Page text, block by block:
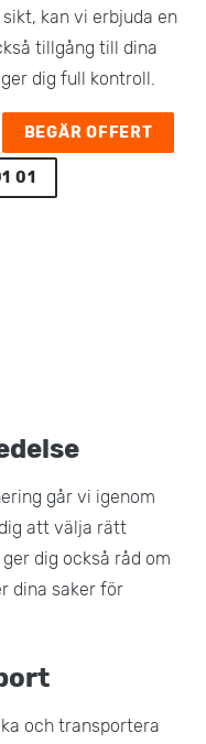
kan vi erbjuda en
tillgång till dina
dig full kontroll​.
BEGÄR OFFERT
01
går vi igenom
att välja rätt
dig också råd om
dina saker för
och transportera